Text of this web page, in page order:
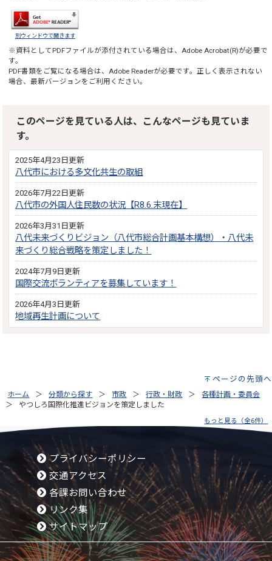
別ウィンドウで開きます
※資料としてPDFファイルが添付されている場合は、 Adobe Acrobat(R)が必要で
す。
PDF書類をご覧になる場合は、 Adobe Readerが必要です。正しく表示されない
場合、最新バージョンをご利用ください。
このページを見ている人は、こんなページも見ていま
す。
2025年4月23日更新
八代市における多文化共生の取組
2026年7月22日更新
八代市の外国人住民数の状況【R8.6.末現在】
2026年3月31日更新
八代未来づくりビジョン（八代市総合計画基本構想）・八代未
来づくり総合戦略を策定しました！
2024年7月9日更新
国際交流ボランティアを募集しています！
2026年4月3日更新
地域再生計画について
ページの先頭へ
ホーム 分類から探す 市政 行政・財政
各種計画・委員会
やつしろ国際化推進ビジョンを策定しました
もっと見る（全6件）
プライバシーポリシー
交通アクセス
各課お問い合わせ
リンク集
サイトマップ